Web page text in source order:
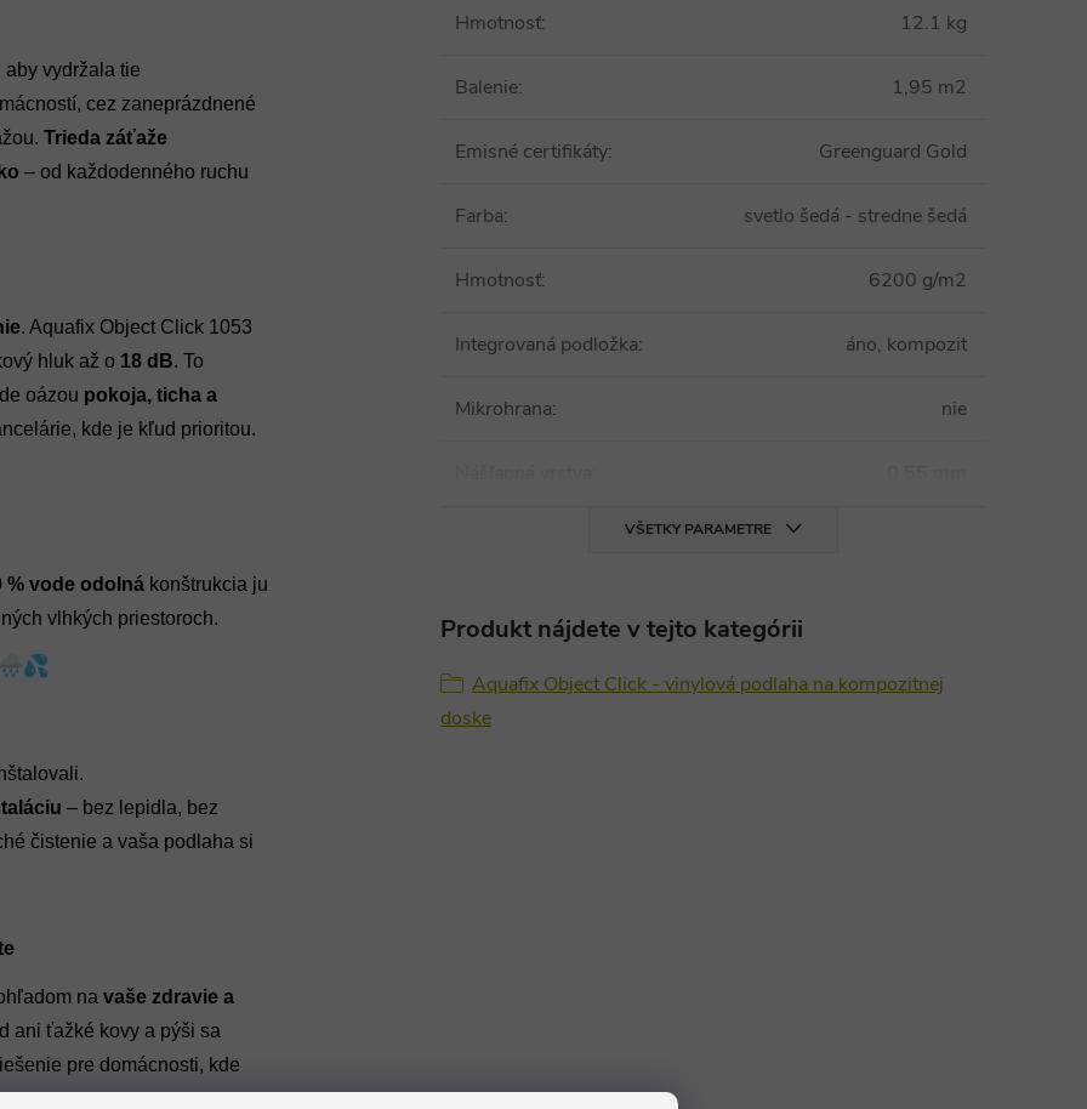
aby vydržala tie
cez zaneprázdnené
Trieda záťaže
– od každodenného ruchu
. Aquafix Object Click 1053
hluk až o 18 dB. To
oázou pokoja, ticha a
kde je kľud prioritou.
% vode odolná konštrukcia ju
vlhkých priestoroch.
– bez lepidla, bez
čistenie a vaša podlaha si
na vaše zdravie a
ani ťažké kovy a pýši sa
pre domácnosti, kde
Hmotnosť: 12.1 kg
Balenie: 1,95 m2
Emisné certifikáty: Greenguard Gold
Farba: svetlo šedá - stredne šedá
Hmotnosť: 6200 g/m2
Integrovaná podložka: áno, kompozit
Mikrohrana: nie
VŠETKY PARAMETRE
Produkt nájdete v tejto kategórii
Aquafix Object Click - vinylová podlaha na kompozitnej
doske